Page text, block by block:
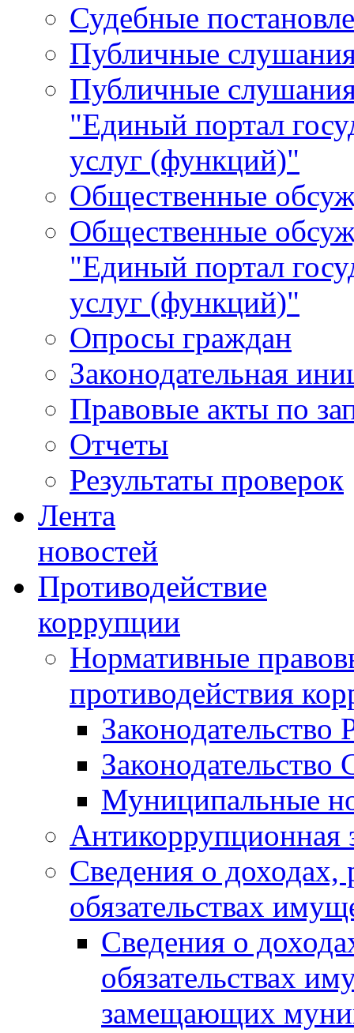
Судебные
Публичные
Публичные
"Единый портал
услуг (функций)"
Общественные
Общественные
"Единый портал
услуг (функций)"
Опросы граждан
Законодательная
Правовые акты по
Отчеты
Результаты проверок
Лента
новостей
Противодействие
коррупции
Нормативные
противодействия
Законодательство
Муниципальные
Антикоррупционная
Сведения о доходах,
обязательствах
Сведения о
обязательствах
замещающих